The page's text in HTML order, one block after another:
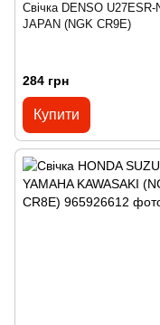
Свічка DENSO U27ESR-
JAPAN (NGK CR9E)
284 грн
Купити